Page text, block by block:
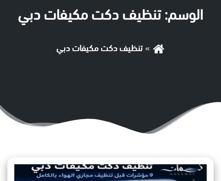
الوسم:تنظيف دكت مكيفات دبي
تنظيف دكت مكيفات دبي